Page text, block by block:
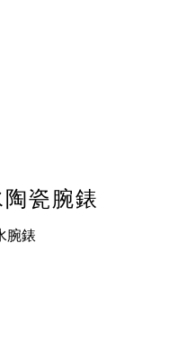
瓷腕錶
腕錶